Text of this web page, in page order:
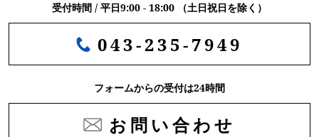
受付時間 / 平日9:00 - 18:00 （土日祝日を除く）
043-235-7949
フォームからの受付は24時間
お問い合わせ